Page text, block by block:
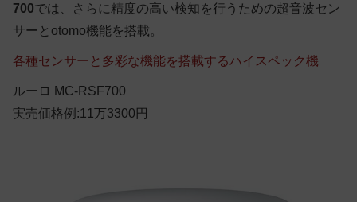
700では、さらに精度の高い検知を行うための超音波セン
サーとotomo機能を搭載。
各種センサーと多彩な機能を搭載するハイスペック機
ルーロ MC-RSF700
実売価格例:11万3300円